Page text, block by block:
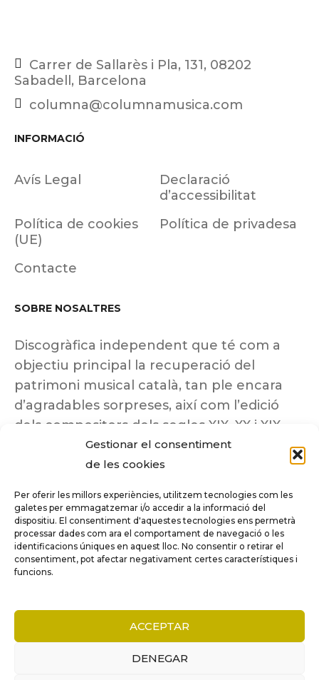
Gestionar el consentiment
de les cookies
Per oferir les millors experiències, utilitzem tecnologies com les
galetes per emmagatzemar i/o accedir a la informació del
dispositiu. El consentiment d'aquestes tecnologies ens permetrà
processar dades com ara el comportament de navegació o les
identificacions úniques en aquest lloc. No consentir o retirar el
consentiment, pot afectar negativament certes característiques i
funcions.
ACCEPTAR
DENEGAR
Carrer de Sallarès i Pla, 131, 08202
Sabadell, Barcelona
columna@columnamusica.com
INFORMACIÓ
Avís Legal
Declaració
d’accessibilitat
Política de cookies
(UE)
Política de privadesa
Contacte
SOBRE NOSALTRES
Discogràfica independent que té com a
objectiu principal la recuperació del
patrimoni musical català, tan ple encara
d’agradables sorpreses, així com l’edició
dels compositors dels segles XIX, XX i XIX
insuficientment coneguts.
Tots els drets reservats a ©Columna
Música.
COMPARE (0)